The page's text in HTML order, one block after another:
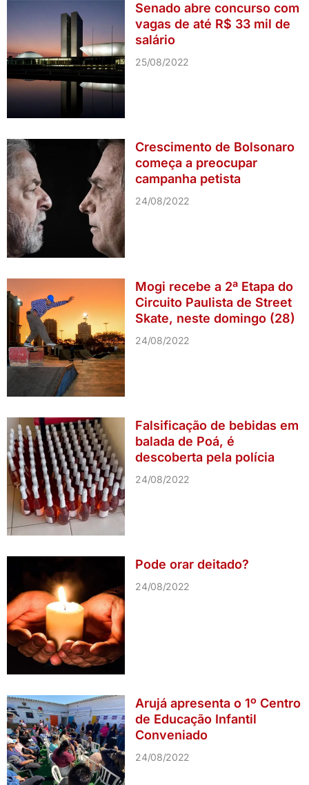
Senado abre concurso com
vagas de até R$ 33 mil de
salário
25/08/2022
Crescimento de Bolsonaro
começa a preocupar
campanha petista
24/08/2022
Mogi recebe a 2ª Etapa do
Circuito Paulista de Street
Skate, neste domingo (28)
24/08/2022
Falsificação de bebidas em
balada de Poá, é
descoberta pela polícia
24/08/2022
Pode orar deitado?
24/08/2022
Arujá apresenta o 1º Centro
de Educação Infantil
Conveniado
24/08/2022